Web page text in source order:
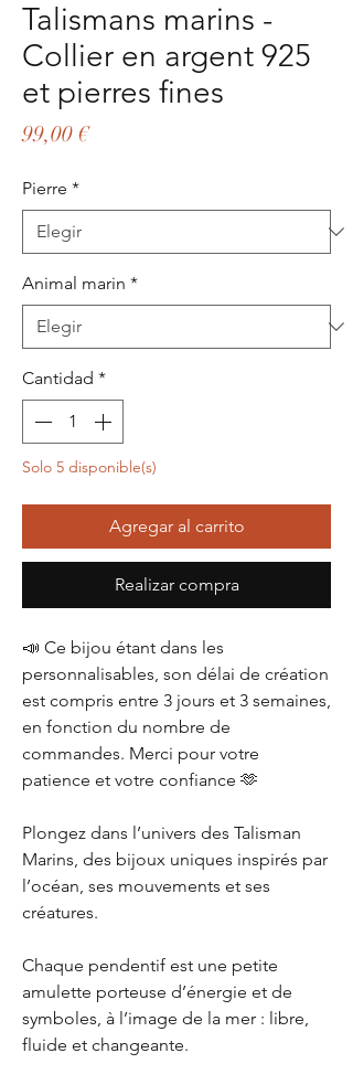
Talismans marins -
Collier en argent 925
et pierres fines
99,00 €Precio
Pierre *
Animal marin *
Cantidad *
Solo 5 disponible(s)
Agregar al carrito
Realizar compra
📣 Ce bijou étant dans les
personnalisables, son délai de création
est compris entre 3 jours et 3 semaines,
en fonction du nombre de
commandes. Merci pour votre
patience et votre confiance 🫶
Plongez dans l’univers des Talisman
Marins, des bijoux uniques inspirés par
l’océan, ses mouvements et ses
créatures.
Chaque pendentif est une petite
amulette porteuse d’énergie et de
symboles, à l’image de la mer : libre,
fluide et changeante.